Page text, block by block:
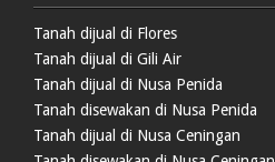
Tanah dijual di Flores
Tanah dijual di Gili Air
Tanah dijual di Nusa Penida
Tanah disewakan di Nusa Penida
Tanah dijual di Nusa Ceningan